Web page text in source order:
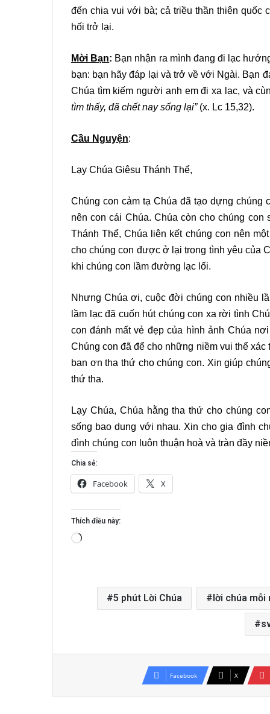
đến chia vui với bà; cả triều thần thiên
hối trở lại.
Mời Bạn: Bạn nhận ra mình đang đi lạc
bạn: bạn hãy đáp lại và trở về với Ngài. Bạn
Chúa tìm kiếm người anh em đi xa lạc, và
tìm thấy, đã chết nay sống lại” (x. Lc 15,32).
Cầu Nguyện:
Lạy Chúa Giêsu Thánh Thể,
Chúng con cảm tạ Chúa đã tạo dựng chúng
nên con cái Chúa. Chúa còn cho chúng
Thánh Thể, Chúa liên kết chúng con nên
cho chúng con được ở lại trong tình yêu của
khi chúng con lầm đường lạc lối.
Nhưng Chúa ơi, cuộc đời chúng con nhiều
lầm lạc đã cuốn hút chúng con xa rời tình
con đánh mất vẻ đẹp của hình ảnh Chúa
Chúng con đã để cho những niềm vui thể
ban ơn tha thứ cho chúng con. Xin giúp
thứ tha.
Lạy Chúa, Chúa hằng tha thứ cho chúng
sống bao dung với nhau. Xin cho gia đình
đình chúng con luôn thuận hoà và tràn đầy
Chia sẻ:
Facebook X
Thích điều này:
Đang
5 phút Lời Chúa lời chúa mỗi
Facebook X